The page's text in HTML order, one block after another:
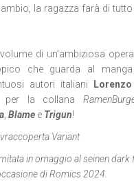
la ragazza farà di
di un’ambiziosa
che guarda al manga
autori italiani
per la collana
,Blame e Trigun!
Variant
in omaggio al seinen
di Romics 2024.